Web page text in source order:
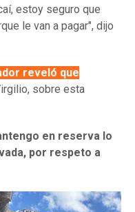
estoy seguro que
le van a pagar", dijo
reveló que
sobre esta
en reserva lo
por respeto a